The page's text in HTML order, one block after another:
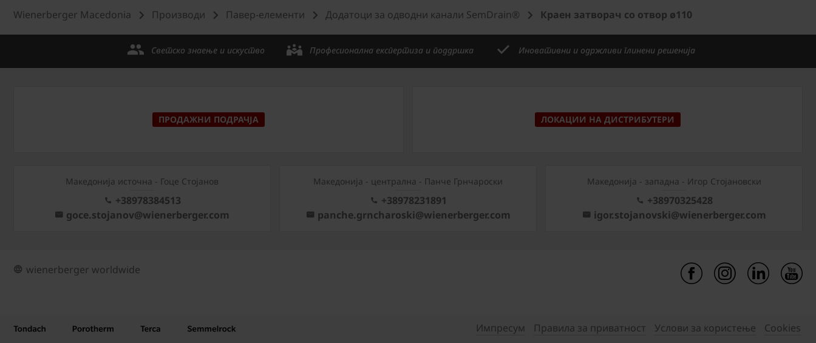
Wienerberger Macedonia Производи Павер-елементи Додатоци за одводни канали SemDrain® Краен затворач со отвор ø110
Светско знаење и искуство Професионална експертиза и поддршка Иновативни и одржливи глинени решенија
ПРОДАЖНИ ПОДРАЧЈА ЛОКАЦИИ НА ДИСТРИБУТЕРИ
Македонија источна - Гоце Стојанов
+38978384513
goce.stojanov@wienerberger.com
Mакедонија - централна - Панче Грнчароски
+38978231891
panche.grncharoski@wienerberger.com
Mакедонија - западна - Игор Стојановски
+38970325428
igor.stojanovski@wienerberger.com
wienerberger worldwide
Импресум Правила за приватност Услови за користење
Cookies